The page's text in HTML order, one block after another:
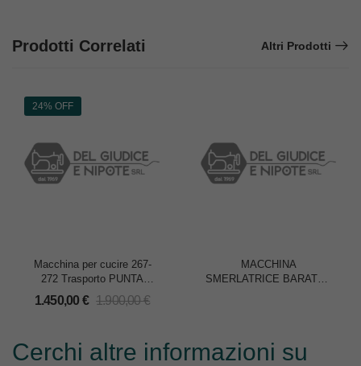
Prodotti Correlati Altri Prodotti
24% OFF
Macchina per cucire 267-
272 Trasporto PUNTA
D’AGO 2 aghi
1.450,00 € 1.900,00€
MACCHINA
SMERLATRICE BARATTO
Cerchi altre informazioni su